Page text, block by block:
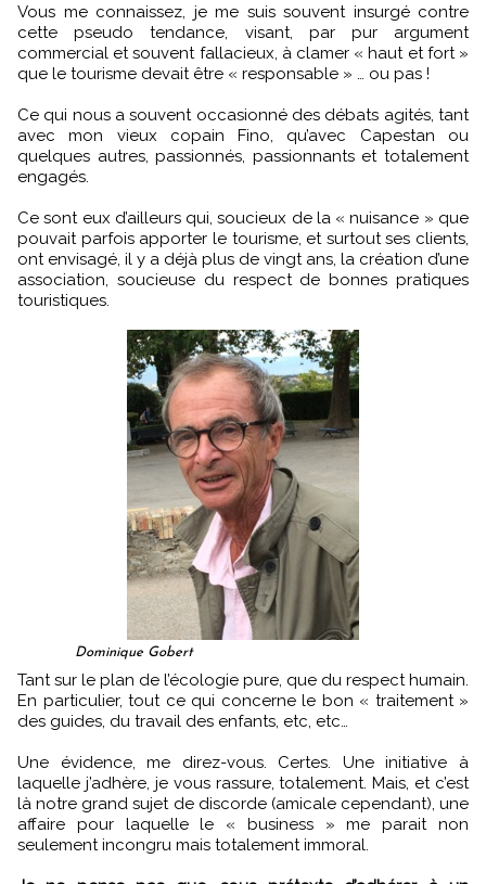
Vous me connaissez, je me suis souvent insurgé contre
cette pseudo tendance, visant, par pur argument
commercial et souvent fallacieux, à clamer « haut et fort »
que le tourisme devait être « responsable » … ou pas !
Ce qui nous a souvent occasionné des débats agités, tant
avec mon vieux copain Fino, qu’avec Capestan ou
quelques autres, passionnés, passionnants et totalement
engagés.
Ce sont eux d’ailleurs qui, soucieux de la « nuisance » que
pouvait parfois apporter le tourisme, et surtout ses clients,
ont envisagé, il y a déjà plus de vingt ans, la création d’une
association, soucieuse du respect de bonnes pratiques
touristiques.
Dominique Gobert
Tant sur le plan de l’écologie pure, que du respect humain.
En particulier, tout ce qui concerne le bon « traitement »
des guides, du travail des enfants, etc, etc…
Une évidence, me direz-vous. Certes. Une initiative à
laquelle j’adhère, je vous rassure, totalement. Mais, et c’est
là notre grand sujet de discorde (amicale cependant), une
affaire pour laquelle le « business » me parait non
seulement incongru mais totalement immoral.